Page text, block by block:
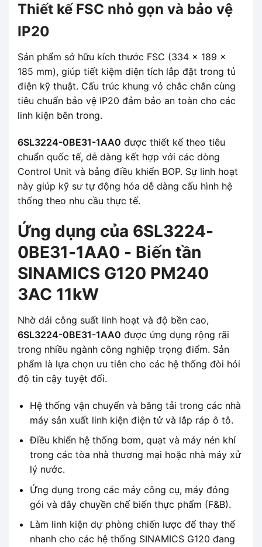
Thiết kế FSC nhỏ gọn và bảo vệ
IP20
Sản phẩm sở hữu kích thước FSC (334 x 189 x
185 mm), giúp tiết kiệm diện tích lắp đặt trong tủ
điện kỹ thuật. Cấu trúc khung vỏ chắc chắn cùng
tiêu chuẩn bảo vệ IP20 đảm bảo an toàn cho các
linh kiện bên trong.
6SL3224-0BE31-1AA0 được thiết kế theo tiêu
chuẩn quốc tế, dễ dàng kết hợp với các dòng
Control Unit và bảng điều khiển BOP. Sự linh hoạt
này giúp kỹ sư tự động hóa dễ dàng cấu hình hệ
thống theo nhu cầu thực tế.
Ứng dụng của 6SL3224-
0BE31-1AA0 - Biến tần
SINAMICS G120 PM240
3AC 11kW
Nhờ dải công suất linh hoạt và độ bền cao,
6SL3224-0BE31-1AA0 được ứng dụng rộng rãi
trong nhiều ngành công nghiệp trọng điểm. Sản
phẩm là lựa chọn ưu tiên cho các hệ thống đòi hỏi
độ tin cậy tuyệt đối.
Hệ thống vận chuyển và băng tải trong các nhà
máy sản xuất linh kiện điện tử và lắp ráp ô tô.
Điều khiển hệ thống bơm, quạt và máy nén khí
trong các tòa nhà thương mại hoặc nhà máy xử
lý nước.
Ứng dụng trong các máy công cụ, máy đóng
gói và dây chuyền chế biến thực phẩm (F&B).
Làm linh kiện dự phòng chiến lược để thay thế
nhanh cho các hệ thống SINAMICS G120 đang